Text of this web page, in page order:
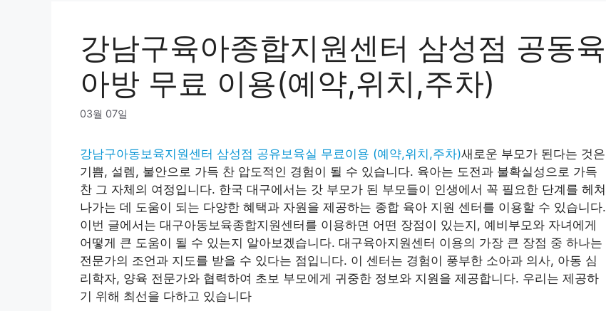
강남구육아종합지원센터 삼성점 공동육
아방 무료 이용(예약,위치,주차)
03월 07일
강남구아동보육지원센터 삼성점 공유보육실 무료이용 (예약,위치,주차)새로운 부모가 된다는 것은
기쁨, 설렘, 불안으로 가득 찬 압도적인 경험이 될 수 있습니다. 육아는 도전과 불확실성으로 가득
찬 그 자체의 여정입니다. 한국 대구에서는 갓 부모가 된 부모들이 인생에서 꼭 필요한 단계를 헤쳐
나가는 데 도움이 되는 다양한 혜택과 자원을 제공하는 종합 육아 지원 센터를 이용할 수 있습니다.
이번 글에서는 대구아동보육종합지원센터를 이용하면 어떤 장점이 있는지, 예비부모와 자녀에게
어떻게 큰 도움이 될 수 있는지 알아보겠습니다. 대구육아지원센터 이용의 가장 큰 장점 중 하나는
전문가의 조언과 지도를 받을 수 있다는 점입니다. 이 센터는 경험이 풍부한 소아과 의사, 아동 심
리학자, 양육 전문가와 협력하여 초보 부모에게 귀중한 정보와 지원을 제공합니다. 우리는 제공하
기 위해 최선을 다하고 있습니다